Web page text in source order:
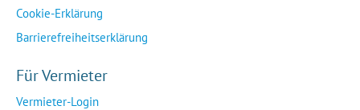
Cookie-Erklärung
Barrierefreiheitserklärung
Für Vermieter
Vermieter-Login